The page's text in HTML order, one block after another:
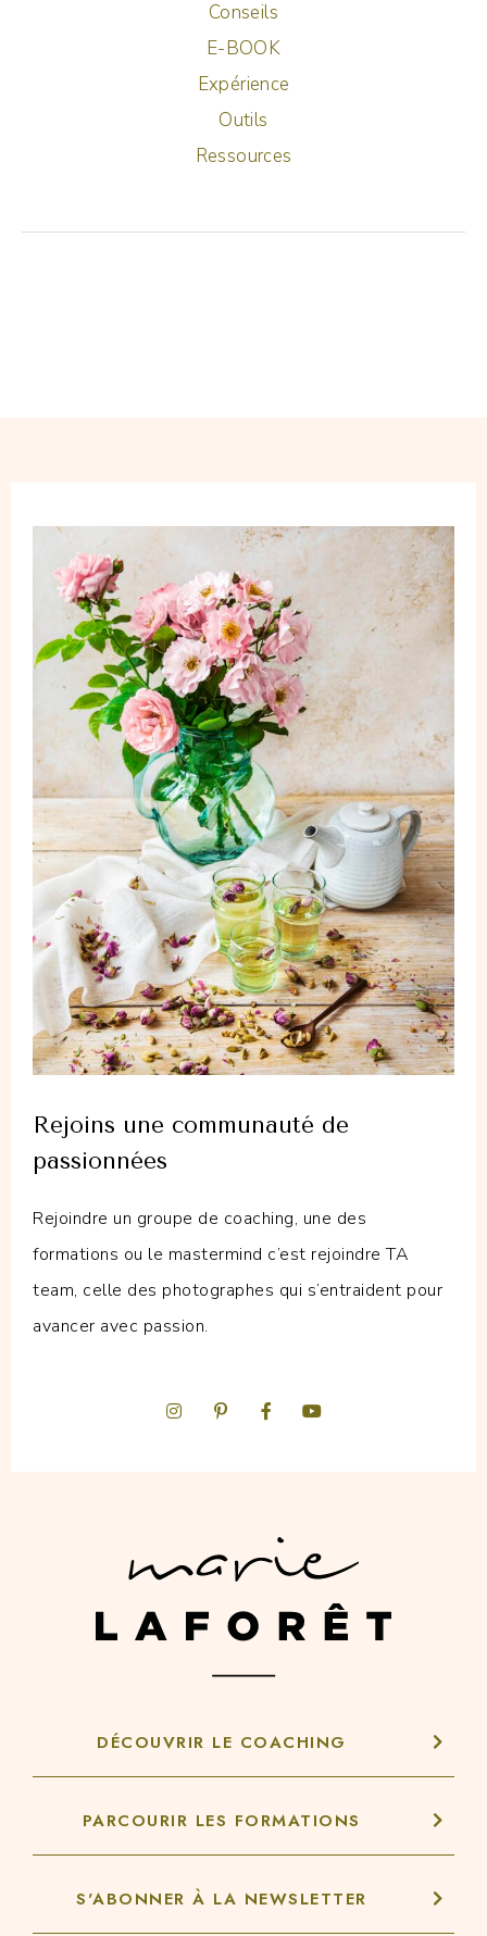
Conseils
E-BOOK
Expérience
Outils
Ressources
Rejoins une communauté de
passionnées
Rejoindre un groupe de coaching, une des
formations ou le mastermind c’est rejoindre TA
team, celle des photographes qui s’entraident pour
avancer avec passion.
DÉCOUVRIR LE COACHING
PARCOURIR LES FORMATIONS
S'ABONNER À LA NEWSLETTER